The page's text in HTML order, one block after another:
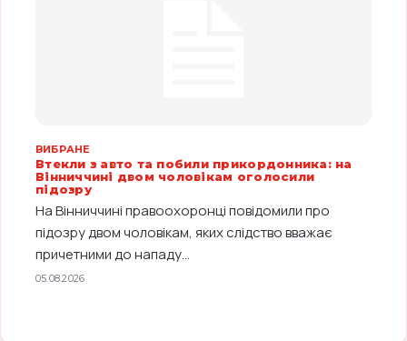
ВИБРАНЕ
Втекли з авто та побили прикордонника: на
Вінниччині двом чоловікам оголосили
підозру
На Вінниччині правоохоронці повідомили про
підозру двом чоловікам, яких слідство вважає
причетними до нападу...
05.08.2026